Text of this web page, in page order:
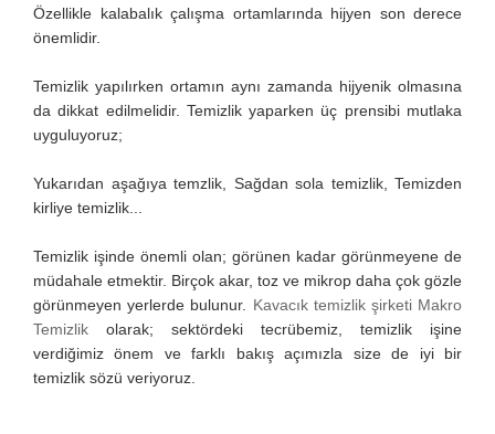
Özellikle kalabalık çalışma ortamlarında hijyen son derece
önemlidir.
Temizlik yapılırken ortamın aynı zamanda hijyenik olmasına
da dikkat edilmelidir. Temizlik yaparken üç prensibi mutlaka
uyguluyoruz;
Yukarıdan aşağıya temzlik, Sağdan sola temizlik, Temizden
kirliye temizlik...
Temizlik işinde önemli olan; görünen kadar görünmeyene de
müdahale etmektir. Birçok akar, toz ve mikrop daha çok gözle
görünmeyen yerlerde bulunur. Kavacık temizlik şirketi Makro
Temizlik olarak; sektördeki tecrübemiz, temizlik işine
verdiğimiz önem ve farklı bakış açımızla size de iyi bir
temizlik sözü veriyoruz.